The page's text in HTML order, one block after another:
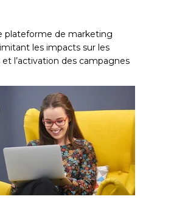
plateforme de marketing
les impacts sur les
l’activation des campagnes